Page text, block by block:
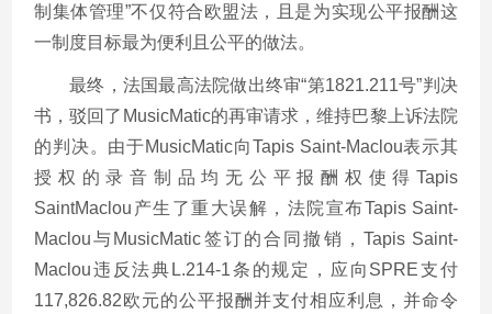
制集体管理”不仅符合欧盟法，且是为实现公平报酬这
一制度目标最为便利且公平的做法。
最终，法国最高法院做出终审“第1821.211号”判决
书，驳回了MusicMatic的再审请求，维持巴黎上诉法院
的判决。由于MusicMatic向Tapis Saint-Maclou表示其
授权的录音制品均无公平报酬权使得Tapis
SaintMaclou产生了重大误解，法院宣布Tapis Saint-
Maclou与MusicMatic签订的合同撤销，Tapis Saint-
Maclou违反法典L.214-1条的规定，应向SPRE支付
117,826.82欧元的公平报酬并支付相应利息，并命令